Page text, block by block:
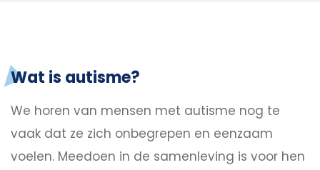
Wat is autisme?
We horen van mensen met autisme nog te
vaak dat ze zich onbegrepen en eenzaam
voelen. Meedoen in de samenleving is voor hen